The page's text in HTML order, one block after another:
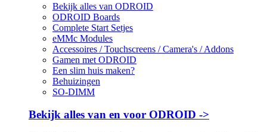
Bekijk alles van ODROID
ODROID Boards
Complete Start Setjes
eMMc Modules
Accessoires / Touchscreens / Camera's / Addons
Gamen met ODROID
Een slim huis maken?
Behuizingen
SO-DIMM
Bekijk alles van en voor ODROID ->